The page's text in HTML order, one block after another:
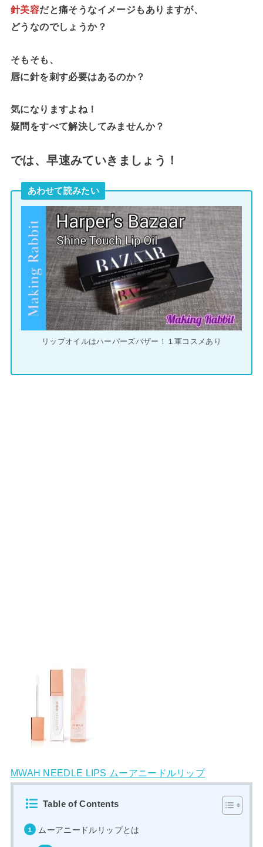
針美容だと痛そうなイメージもありますが、
どうなのでしょうか？
そもそも、
唇に針を刺す必要はあるのか？
気になりますよね！
疑問をすべて解決してみませんか？
では、早速みていきましょう！
あわせて読みたい
リップオイルはハーパーズバザー！１軍コスメあり
MWAH NEEDLE LIPS ムーアニードルリップ
Table of Contents
ムーアニードルリップとは